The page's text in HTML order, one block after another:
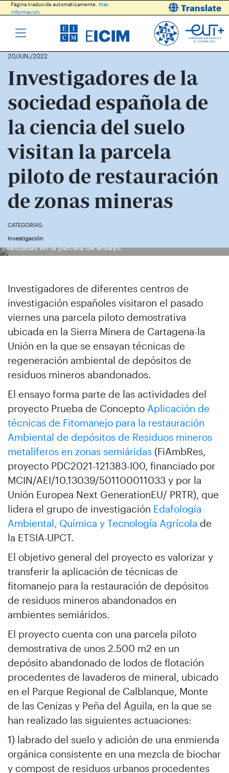
Página traducida automáticamente. Más
información
Translate
20/JUN./2022
Investigadores de la
sociedad española de
la ciencia del suelo
visitan la parcela
piloto de restauración
de zonas mineras
CATEGORÍAS:
Investigación
Composición con foto de los investigadores y de las plantaciones
realizadas en la parcela de ensayo.
Investigadores de diferentes centros de
investigación españoles visitaron el pasado
viernes una parcela piloto demostrativa
ubicada en la Sierra Minera de Cartagena-la
Unión en la que se ensayan técnicas de
regeneración ambiental de depósitos de
residuos mineros abandonados.
El ensayo forma parte de las actividades del
proyecto Prueba de Concepto Aplicación de
técnicas de Fitomanejo para la restauración
Ambiental de depósitos de Residuos mineros
metalíferos en zonas semiáridas (FiAmbRes,
proyecto PDC2021-121383-I00, financiado por
MCIN/AEI/10.13039/501100011033 y por la
Unión Europea Next GenerationEU/ PRTR), que
lidera el grupo de investigación Edafología
Ambiental, Química y Tecnología Agrícola de
la ETSIA-UPCT.
El objetivo general del proyecto es valorizar y
transferir la aplicación de técnicas de
fitomanejo para la restauración de depósitos
de residuos mineros abandonados en
ambientes semiáridos.
El proyecto cuenta con una parcela piloto
demostrativa de unos 2.500 m2 en un
depósito abandonado de lodos de flotación
procedentes de lavaderos de mineral, ubicado
en el Parque Regional de Calblanque, Monte
de las Cenizas y Peña del Águila, en la que se
han realizado las siguientes actuaciones:
1) labrado del suelo y adición de una enmienda
orgánica consistente en una mezcla de biochar
y compost de residuos urbanos procedentes